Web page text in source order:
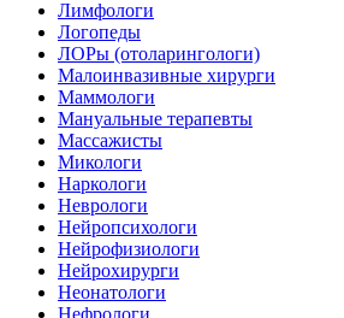
Лимфологи
Логопеды
ЛОРы (отоларингологи)
Малоинвазивные хирурги
Маммологи
Мануальные терапевты
Массажисты
Микологи
Наркологи
Неврологи
Нейропсихологи
Нейрофизиологи
Нейрохирурги
Неонатологи
Нефрологи